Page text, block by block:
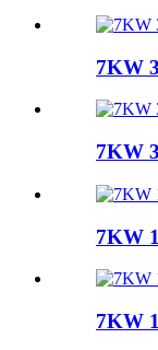
7KW
7KW
7KW
7KW